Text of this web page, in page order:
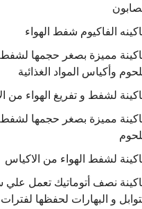
الفاكيوم شفط الهواء
مميزة بصغر حجمها
وأكياس المواد الغذائية
لشفط و تفريغ الهواء من
مميزة بصغر حجمها
لشفط الهواء من الاكياس
نصف أتوماتيك تعمل
و البهارات لحفظها